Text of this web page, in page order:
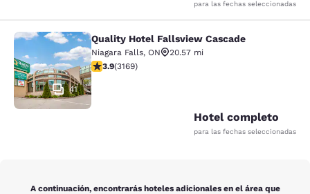
para las fechas seleccionadas
Quality Hotel Fallsview Cascade
41
Quality Hotel Fallsview Cascade
Niagara Falls, ON
20.57 mi
calificación de 3.9 estrellas. Bueno. 3169 reseñas
3.9(3169)
Hotel completo
para las fechas seleccionadas
A continuación, encontrarás hoteles adicionales en el área que